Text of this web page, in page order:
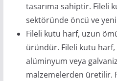
tasarıma sahiptir. Fileli
sektöründe öncü ve
Fileli kutu harf, uzun
üründür. Fileli kutu
alüminyum veya
malzemelerden üretilir.